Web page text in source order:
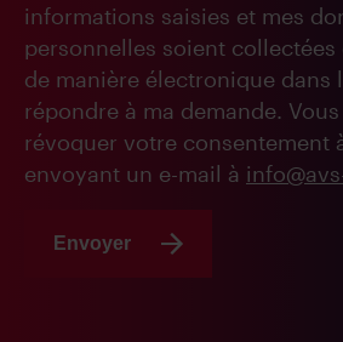
informations saisies et mes
personnelles soient collectées
de manière électronique dans
répondre à ma demande.
révoquer votre consentement
envoyant un e-mail à
Envoyer